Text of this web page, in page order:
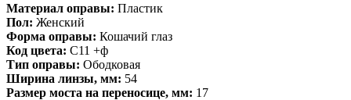
Материал оправы: Пластик
Пол: Женский
Форма оправы: Кошачий глаз
Код цвета: C11 +ф
Тип оправы: Ободковая
Ширина линзы, мм: 54
Размер моста на переносице, мм: 17